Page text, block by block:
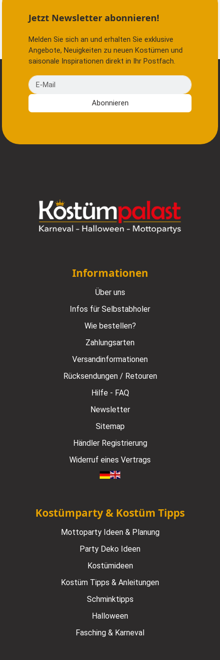
Jetzt Newsletter abonnieren!
Melden Sie sich an und erhalten Sie exklusive
Angebote, Neuigkeiten zu neuen Kostümen und
saisonale Inspirationen direkt in Ihr Postfach.
E-Mail
Abonnieren
Informationen
Über uns
Infos für Selbstabholer
Wie bestellen?
Zahlungsarten
Versandinformationen
Rücksendungen / Retouren
Hilfe - FAQ
Newsletter
Sitemap
Händler Registrierung
Widerruf eines Vertrags
Kostümparty & Kostüm Tipps
Mottoparty Ideen & Planung
Party Deko Ideen
Kostümideen
Kostüm Tipps & Anleitungen
Schminktipps
Halloween
Fasching & Karneval